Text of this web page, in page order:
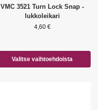
VMC 3521 Turn Lock Snap -
lukkoleikari
4,60 €
Valitse vaihtoehdoista